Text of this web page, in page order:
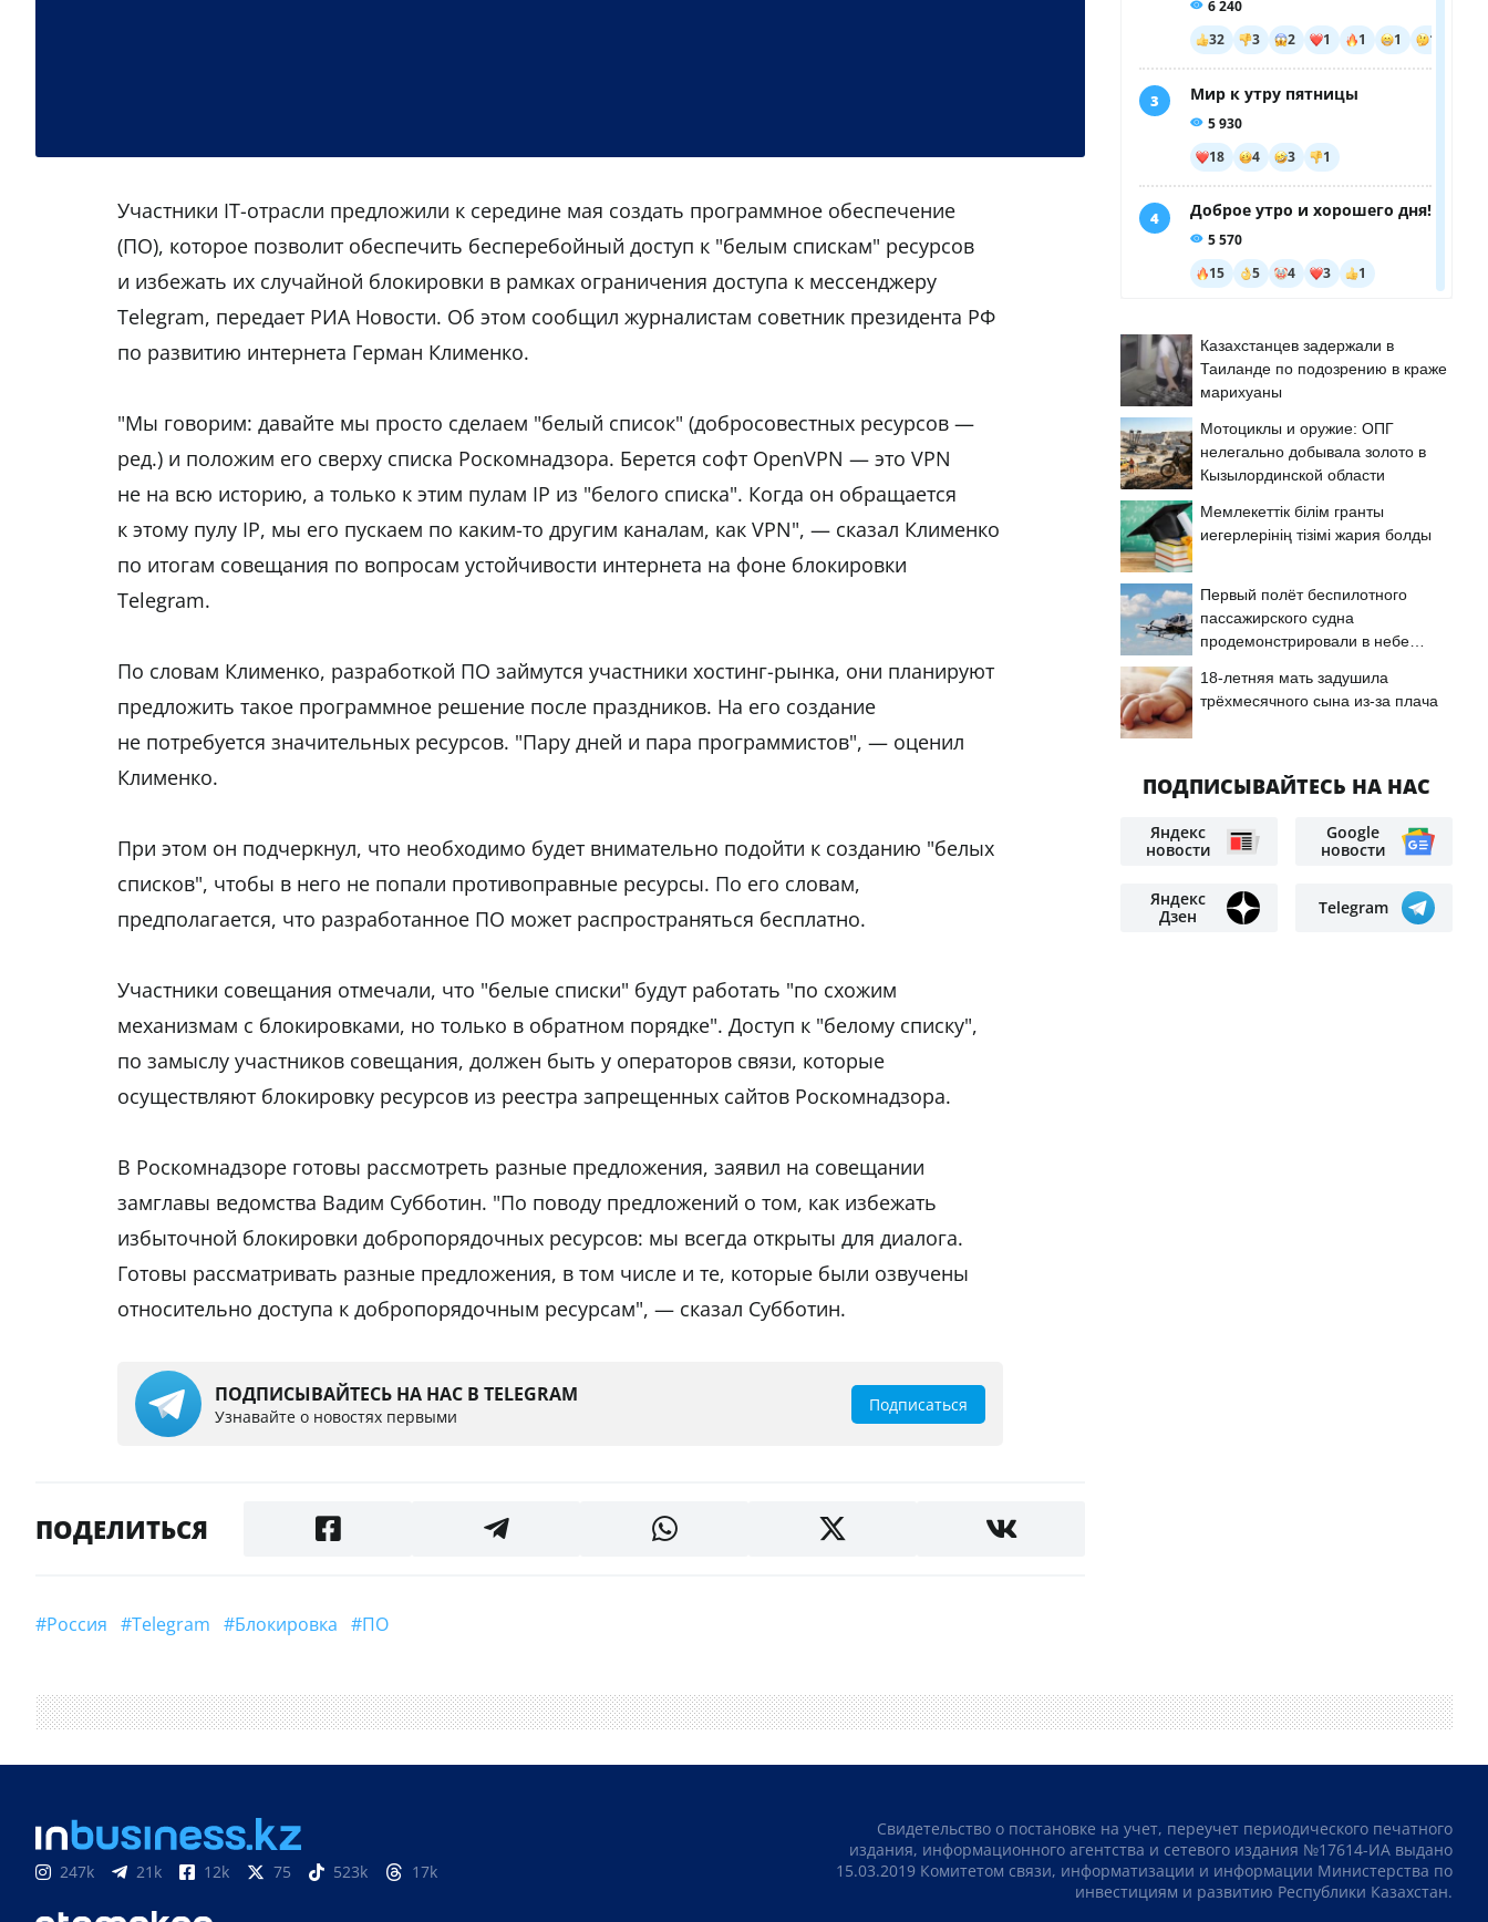
Участники IT-отрасли предложили к середине мая создать программное обеспечение
(ПО), которое позволит обеспечить бесперебойный доступ к "белым спискам" ресурсов
и избежать их случайной блокировки в рамках ограничения доступа к мессенджеру
Telegram, передает РИА Новости. Об этом сообщил журналистам советник президента РФ
по развитию интернета Герман Клименко.
"Мы говорим: давайте мы просто сделаем "белый список" (добросовестных ресурсов —
ред.) и положим его сверху списка Роскомнадзора. Берется софт OpenVPN — это VPN
не на всю историю, а только к этим пулам IP из "белого списка". Когда он обращается
к этому пулу IP, мы его пускаем по каким-то другим каналам, как VPN", — сказал Клименко
по итогам совещания по вопросам устойчивости интернета на фоне блокировки
Telegram.
По словам Клименко, разработкой ПО займутся участники хостинг-рынка, они планируют
предложить такое программное решение после праздников. На его создание
не потребуется значительных ресурсов. "Пару дней и пара программистов", — оценил
Клименко.
При этом он подчеркнул, что необходимо будет внимательно подойти к созданию "белых
списков", чтобы в него не попали противоправные ресурсы. По его словам,
предполагается, что разработанное ПО может распространяться бесплатно.
Участники совещания отмечали, что "белые списки" будут работать "по схожим
механизмам с блокировками, но только в обратном порядке". Доступ к "белому списку",
по замыслу участников совещания, должен быть у операторов связи, которые
осуществляют блокировку ресурсов из реестра запрещенных сайтов Роскомнадзора.
В Роскомнадзоре готовы рассмотреть разные предложения, заявил на совещании
замглавы ведомства Вадим Субботин. "По поводу предложений о том, как избежать
избыточной блокировки добропорядочных ресурсов: мы всегда открыты для диалога.
Готовы рассматривать разные предложения, в том числе и те, которые были озвучены
относительно доступа к добропорядочным ресурсам", — сказал Субботин.
ПОДПИСЫВАЙТЕСЬ НА НАС В TELEGRAM
Узнавайте о новостях первыми
Подписаться
ПОДЕЛИТЬСЯ
#Россия #Telegram #Блокировка #ПО
Казахстанцев задержали в
Таиланде по подозрению в краже
марихуаны
Мотоциклы и оружие: ОПГ
нелегально добывала золото в
Кызылординской области
Мемлекеттік білім гранты
иегерлерінің тізімі жария болды
Первый полёт беспилотного
пассажирского судна
продемонстрировали в небе
18-летняя мать задушила
трёхмесячного сына из-за плача
ПОДПИСЫВАЙТЕСЬ НА НАС
Яндекс
новости
Google
новости
Яндекс
Дзен
Telegram
247k 21k 12k 75 523k 17k
Свидетельство о постановке на учет, переучет периодического печатного
издания, информационного агентства и сетевого издания №17614-ИА выдано
15.03.2019 Комитетом связи, информатизации и информации Министерства по
инвестициям и развитию Республики Казахстан.